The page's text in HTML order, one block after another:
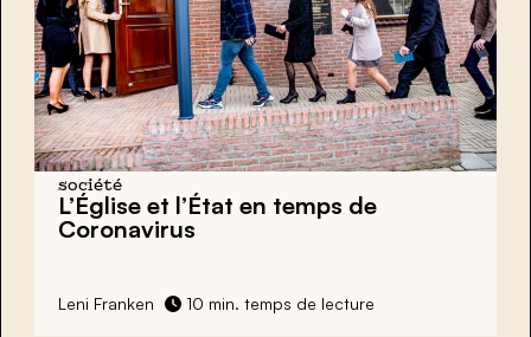
société
L’Église et l’État en temps de
Coronavirus
Leni Franken 10 min. temps de lecture